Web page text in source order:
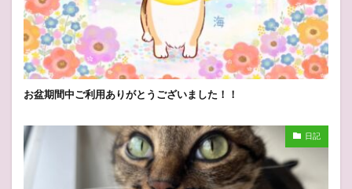
お盆期間中ご利用ありがとうございました！！
日記